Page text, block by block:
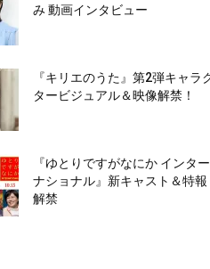
み 動画インタビュー
『キリエのうた』第2弾キャラ
タービジュアル＆映像解禁！
『ゆとりですがなにか インター
ナショナル』新キャスト＆特報
解禁